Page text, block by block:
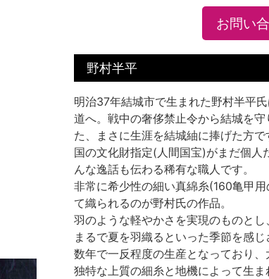
お問い
野村半平
明治37年結城市で生まれた野村半平
道へ。戦中の奢侈禁止令から結城を
た、まさに生涯を結城紬に捧げた方で
国の文化財指定(人間国宝)がまだ個人
んな逸話も伝わる稀有な職人です。
非常に希少性の細い真綿糸(160亀甲
て織られるのが野村氏の作品。
羽のような軽やかさを実現のものとし、
まるで夏を羽織るといった季節を感
数年で一反程度の生産となっており、
独特な上質の細糸と地機によって生